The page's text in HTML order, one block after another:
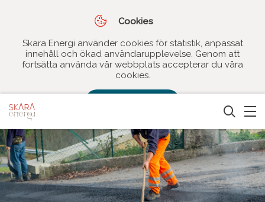
Cookies
Skara Energi använder cookies för statistik, anpassat
innehåll och ökad användarupplevelse. Genom att
fortsätta använda vår webbplats accepterar du våra
cookies.